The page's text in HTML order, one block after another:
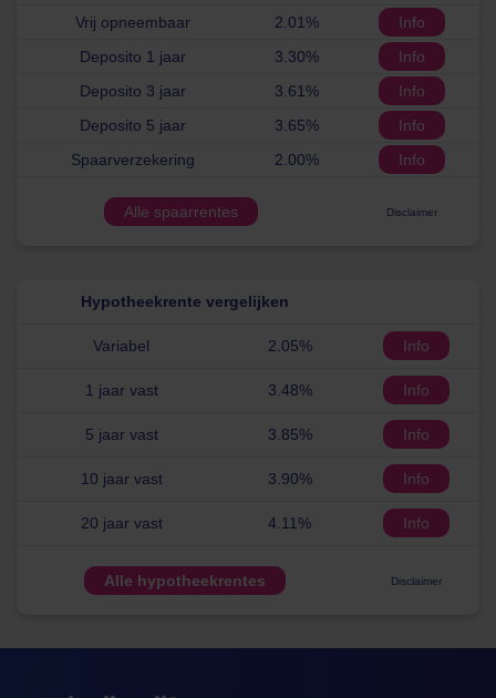
Vrij opneembaar 2.01%
Info
Deposito 1 jaar
3.30%
Info
Deposito 3 jaar
3.61%
Info
Deposito 5 jaar
3.65%
Info
Spaarverzekering
2.00% Info
Alle spaarrentes Disclaimer
Hypotheekrente vergelijken
Variabel 2.05% Info
1 jaar vast 3.48% Info
5 jaar vast 3.85% Info
10 jaar vast 3.90% Info
20 jaar vast 4.11% Info
Alle hypotheekrentes Disclaimer